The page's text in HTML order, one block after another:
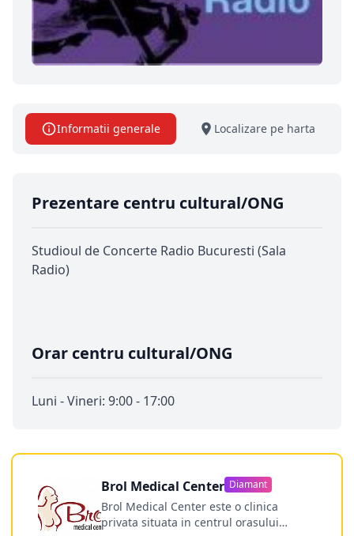
Informatii generale Localizare pe harta
Prezentare centru cultural/ONG
Studioul de Concerte Radio Bucuresti (Sala
Radio)
Orar centru cultural/ONG
Luni - Vineri: 9:00 - 17:00
Brol Medical Center Diamant
Brol Medical Center este o clinica
privata situata in centrul orasului